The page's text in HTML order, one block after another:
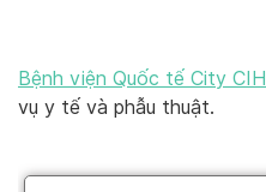
Bệnh viện Quốc tế City CIH
vụ y tế và phẫu thuật.